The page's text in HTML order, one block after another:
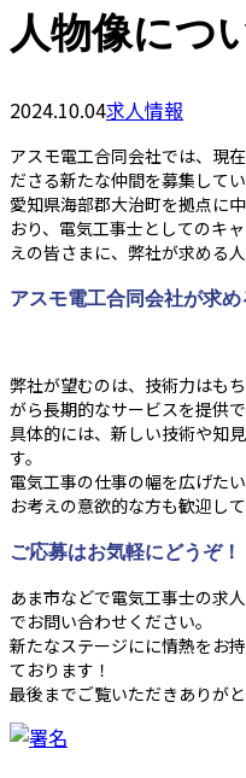
人物像につ
2024.10.04求人情報
アスモ電工合同会社では、現
ださる新たな仲間を募集してい
愛知県海部郡大治町を拠点に
おり、電気工事士としてのキ
えの皆さまに、弊社が求める
アスモ電工合同会社が求
弊社が望むのは、技術力はも
がら長期的なサービスを提供
具体的には、新しい技術や知
す。
電気工事の仕事の幅を広げた
お考えの意欲的な方も歓迎して
ご応募はお気軽にどうぞ！
あま市などで電気工事士の求
でお問い合わせください。
新たなステージにに情熱をお
ております！
最後までご覧いただきありがと